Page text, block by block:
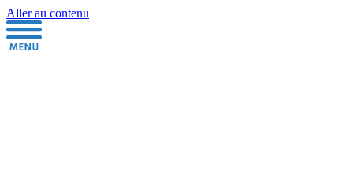
Aller au contenu